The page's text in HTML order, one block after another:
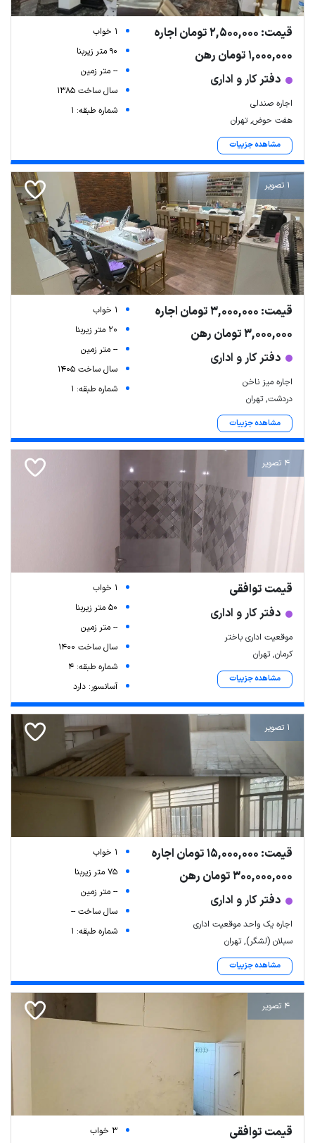
قیمت: 2,500,000 تومان اجاره
1,000,000 تومان رهن
دفتر کار و اداری
اجاره صندلی
هفت حوض, تهران
مشاهده جزییات
1 خواب
90 متر زیربنا
-- متر زمین
سال ساخت 1385
شماره طبقه: 1
1 تصویر
قیمت: 3,000,000 تومان اجاره
3,000,000 تومان رهن
دفتر کار و اداری
اجاره میز ناخن
دردشت, تهران
مشاهده جزییات
1 خواب
20 متر زیربنا
-- متر زمین
سال ساخت 1405
شماره طبقه: 1
4 تصویر
قیمت توافقی
دفتر کار و اداری
موقعیت اداری باختر
کرمان, تهران
مشاهده جزییات
1 خواب
50 متر زیربنا
-- متر زمین
سال ساخت 1400
شماره طبقه: 4
آسانسور: دارد
1 تصویر
قیمت: 15,000,000 تومان اجاره
300,000,000 تومان رهن
دفتر کار و اداری
اجاره یک واحد موقعیت اداری
سبلان (لشگر), تهران
مشاهده جزییات
1 خواب
75 متر زیربنا
-- متر زمین
سال ساخت --
شماره طبقه: 1
4 تصویر
قیمت توافقی
3 خواب